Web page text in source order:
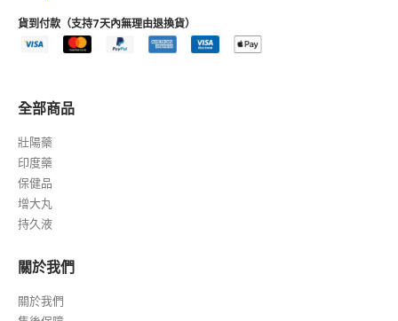
貨到付款（支持7天內無理由退換貨）
全部商品
壯陽藥
印度藥
保健品
增大丸
持久液
關於我們
關於我們